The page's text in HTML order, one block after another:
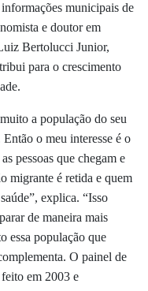
municipais de
e doutor em
Bertolucci Junior,
para o crescimento
a população do seu
o meu interesse é o
pessoas que chegam e
migrante é retida e quem
explica. “Isso
de maneira mais
essa população que
O painel de
em 2003 e